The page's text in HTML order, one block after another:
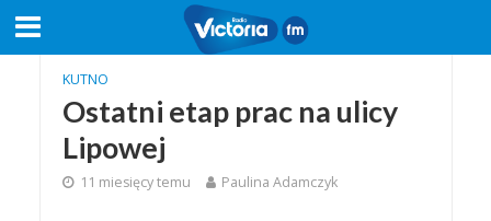
KUTNO
Ostatni etap prac na ulicy
Lipowej
11 miesięcy temu Paulina Adamczyk